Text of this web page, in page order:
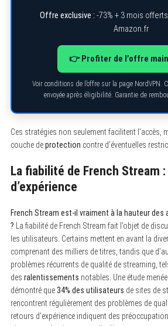
Offre exclusive : -73% + 3 mois
Amazon.fr
👉 Profiter de l’offre
Voir conditions de l’offre sur la page NordVPN.
envoyée après éligibilité. Garantie de
Ces stratégies non seulement facilitent l’accès,
couche deprotection contre d’éventuelles
La fiabilité de French Stream
d’expérience
French Stream est-il vraiment à la hauteur
? La fiabilité de French Stream fait l’objet de
les utilisateurs. Certains mettent en avant la
comprenant des milliers de titres, tandis que
problèmes récurrents de qualité de streaming,
des ralentissements notables. Une étude
démontré que34% des utilisateurs de sites de
rencontrent régulièrement des problèmes de
retours d’expérience indiquent des
S
e